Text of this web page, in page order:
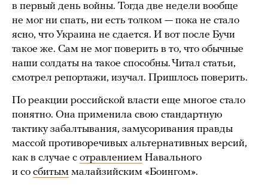
в первый день войны. Тогда две недели вообще
не мог ни спать, ни есть толком — пока не стало
ясно, что Украина не сдается. И вот после Бучи
такое же. Сам не мог поверить в то, что обычные
наши солдаты на такое способны. Читал статьи,
смотрел репортажи, изучал. Пришлось поверить.
По реакции российской власти еще многое стало
понятно. Она применила свою стандартную
тактику забалтывания, замусоривания правды
массой противоречивых альтернативных версий,
как в случае с отравлением Навального
и со сбитым малайзийским «Боингом».